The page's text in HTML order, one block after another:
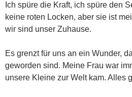
Ich spüre die Kraft, ich spüre den
keine roten Locken, aber sie ist
wir sind unser Zuhause.
Es grenzt für uns an ein Wunder,
geworden sind. Meine Frau war
unsere Kleine zur Welt kam. Alles